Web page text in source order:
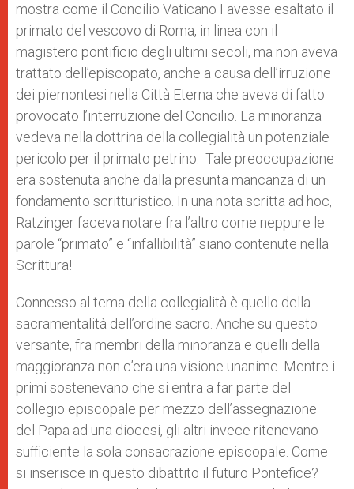
mostra come il Concilio Vaticano I avesse esaltato il
primato del vescovo di Roma, in linea con il
magistero pontificio degli ultimi secoli, ma non aveva
trattato dell’episcopato, anche a causa dell’irruzione
dei piemontesi nella Città Eterna che aveva di fatto
provocato l’interruzione del Concilio. La minoranza
vedeva nella dottrina della collegialità un potenziale
pericolo per il primato petrino. Tale preoccupazione
era sostenuta anche dalla presunta mancanza di un
fondamento scritturistico. In una nota scritta ad hoc,
Ratzinger faceva notare fra l’altro come neppure le
parole “primato” e “infallibilità” siano contenute nella
Scrittura!
Connesso al tema della collegialità è quello della
sacramentalità dell’ordine sacro. Anche su questo
versante, fra membri della minoranza e quelli della
maggioranza non c’era una visione unanime. Mentre i
primi sostenevano che si entra a far parte del
collegio episcopale per mezzo dell’assegnazione
del Papa ad una diocesi, gli altri invece ritenevano
sufficiente la sola consacrazione episcopale. Come
si inserisce in questo dibattito il futuro Pontefice?